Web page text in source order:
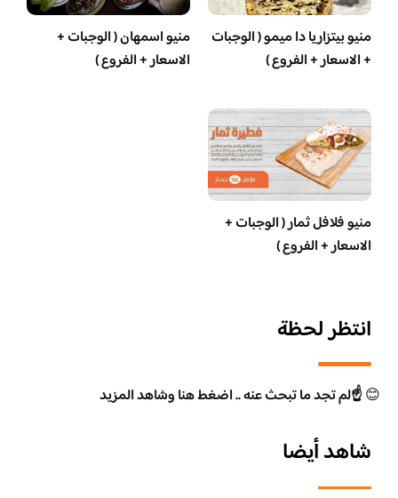
منيو بيتزاريا دا ميمو ( الوجبات
+ الاسعار + الفروع )
منيو اسمهان ( الوجبات +
الاسعار + الفروع )
منيو فلافل ثمار ( الوجبات +
الاسعار + الفروع )
انتظر لحظة
😊☝️لم تجد ما تبحث عنه .. اضغط هنا وشاهد المزيد
شاهد أيضا